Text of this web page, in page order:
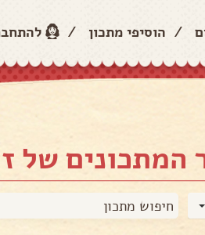
/ הוסיפי מתכון /
המתכונים של